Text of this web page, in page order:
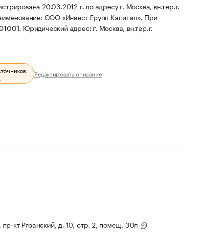
20.03.2012 г. по адресу г. Москва, вн.тер.г.
ООО «Инвест Групп Капитал». При
Юридический адрес: г. Москва, вн.тер.г.
Редактировать описание
пр-кт Рязанский, д. 10, стр. 2, помещ. 30п